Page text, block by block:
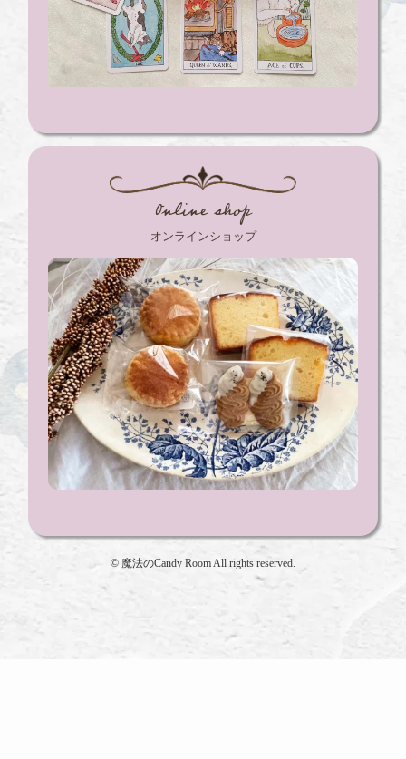
Online shop
オンラインショップ
© 魔法のCandy Room All rights reserved.